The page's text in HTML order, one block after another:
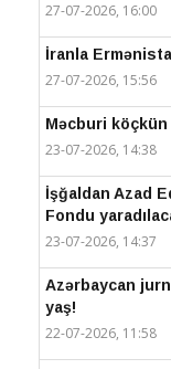
27-07-2026, 16:00
İranla
27-07-2026, 15:56
Məcburi
23-07-2026, 14:38
İşğaldan Azad
Fondu
23-07-2026, 14:37
Azərbaycan
yaş!
22-07-2026, 11:58